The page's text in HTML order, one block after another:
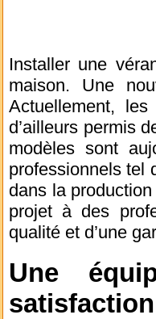
Installer une
maison. Une
Actuellement,
d’ailleurs permis
modèles sont
professionnels tel
dans la
projet à des
qualité et d’une
Une
satisfaction